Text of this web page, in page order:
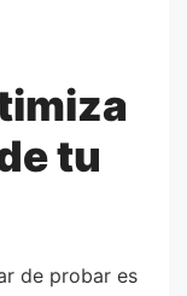
tu
de probar es